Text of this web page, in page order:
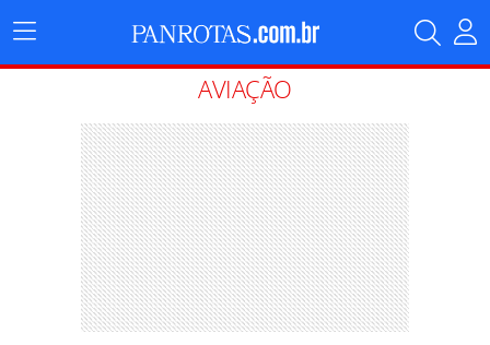
Menu
Principal
AVIAÇÃO